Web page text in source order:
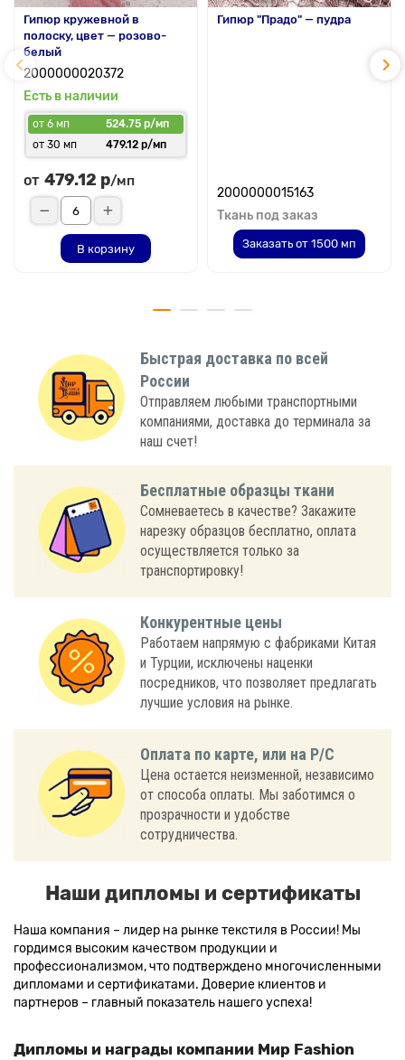
Гипюр кружевной в
полоску, цвет — розово-
белый
2000000020372
Есть в наличии
от 6 мп
524.75 р/мп
от 30 мп
479.12 р/мп
от 479.12 р/мп
В корзину
Гипюр "Прадо" — пудра
2000000015163
Ткань под заказ
Заказать от 1500 мп
Быстрая доставка по всей
России
Отправляем любыми транспортными
компаниями, доставка до терминала за
наш счет!
Бесплатные образцы ткани
Сомневаетесь в качестве? Закажите
нарезку образцов бесплатно, оплата
осуществляется только за
транспортировку!
Конкурентные цены
Работаем напрямую с фабриками Китая
и Турции, исключены наценки
посредников, что позволяет предлагать
лучшие условия на рынке.
Оплата по карте, или на Р/С
Цена остается неизменной, независимо
от способа оплаты. Мы заботимся о
прозрачности и удобстве
сотрудничества.
Наши дипломы и сертификаты
Наша компания – лидер на рынке текстиля в России! Мы
гордимся высоким качеством продукции и
профессионализмом, что подтверждено многочисленными
дипломами и сертификатами. Доверие клиентов и
партнеров – главный показатель нашего успеха!
Дипломы и награды компании Мир Fashion